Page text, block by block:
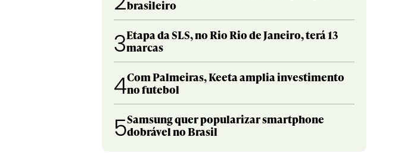
brasileiro
3Etapa da SLS, no Rio Rio de Janeiro, terá 13
marcas
4Com Palmeiras, Keeta amplia investimento
no futebol
5Samsung quer popularizar smartphone
dobrável no Brasil